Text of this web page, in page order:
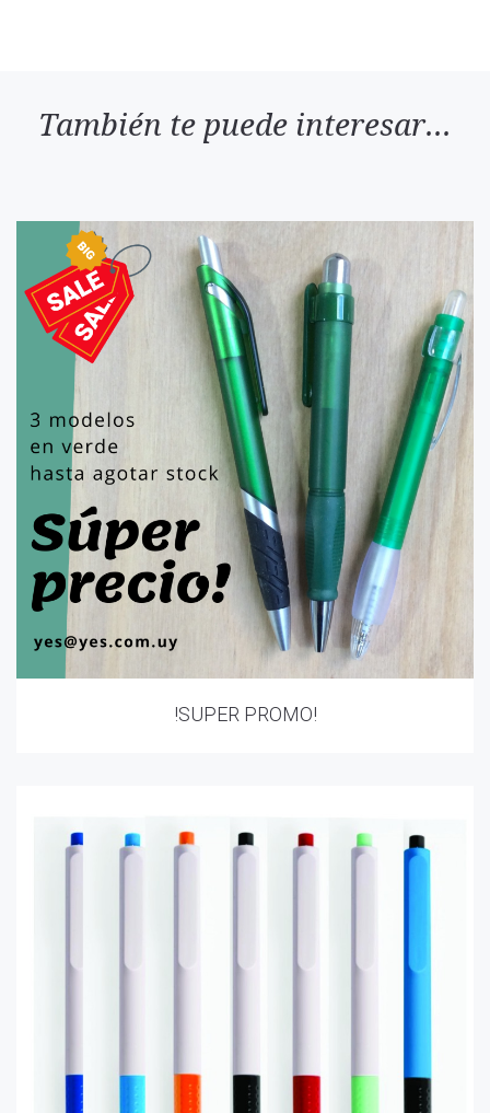
También te puede interesar...
!SUPER PROMO!